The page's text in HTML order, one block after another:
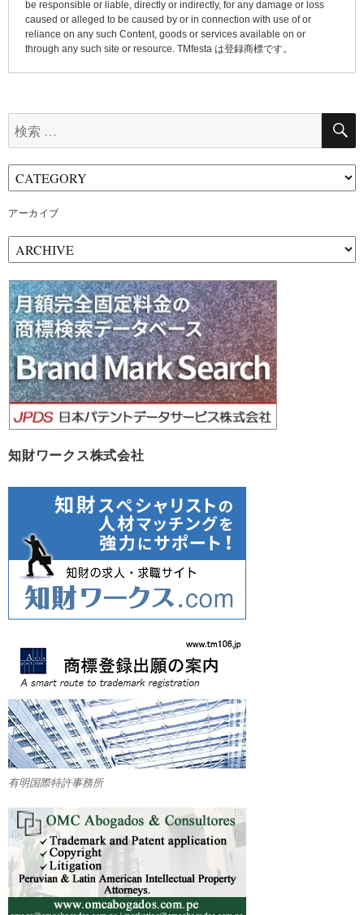
be responsible or liable, directly or indirectly, for any damage or loss
caused or alleged to be caused by or in connection with use of or
reliance on any such Content, goods or services available on or
through any such site or resource. TMfesta は登録商標です。
索:
アーカイブ
ー
カ
イ
ブ
知財ワークス株式会社
有明国際特許事務所